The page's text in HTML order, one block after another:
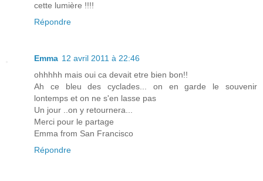
cette lumière !!!!
Répondre
Emma 12 avril 2011 à 22:46
ohhhhh mais oui ca devait etre bien bon!!
Ah ce bleu des cyclades... on en garde le souvenir
lontemps et on ne s'en lasse pas
Un jour ..on y retournera...
Merci pour le partage
Emma from San Francisco
Répondre